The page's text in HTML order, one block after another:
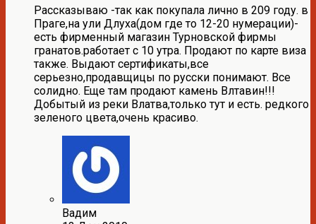
Рассказываю -так как покупала лично в 209 году. в
Праге,на ули Длуха(дом где то 12-20 нумерации)-
есть фирменный магазин Турновской фирмы
гранатов.работает с 10 утра. Продают по карте виза
также. Выдают сертификаты,все
серьезно,продавщицы по русски понимают. Все
солидно. Еще там продают камень Влтавин!!!
Добытый из реки Влатва,только тут и есть. редкого
зеленого цвета,очень красиво.
Вадим